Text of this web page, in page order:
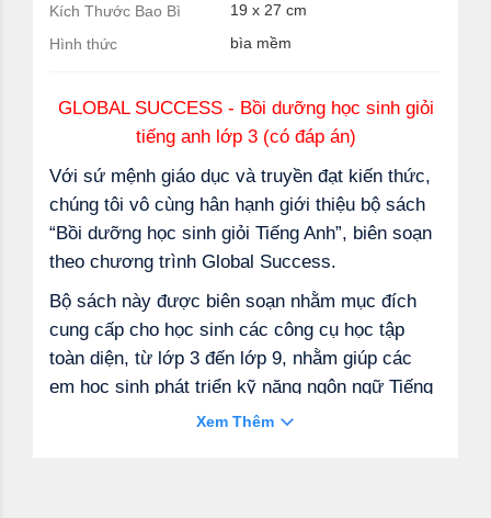
Kích Thước Bao Bì
19 x 27 cm
Hình thức
bìa mềm
GLOBAL SUCCESS - Bồi dưỡng học sinh giỏi
tiếng anh lớp 3 (có đáp án)
Với sứ mệnh giáo dục và truyền đạt kiến thức,
chúng tôi vô cùng hân hạnh giới thiệu bộ sách
“Bồi dưỡng học sinh giỏi Tiếng Anh”, biên soạn
theo chương trình Global Success.
Bộ sách này được biên soạn nhằm mục đích
cung cấp cho học sinh các công cụ học tập
toàn diện, từ lớp 3 đến lớp 9, nhằm giúp các
em học sinh phát triển kỹ năng ngôn ngữ Tiếng
Anh một cách linh hoạt và hiệu quả nhất. Cuốn
Xem Thêm